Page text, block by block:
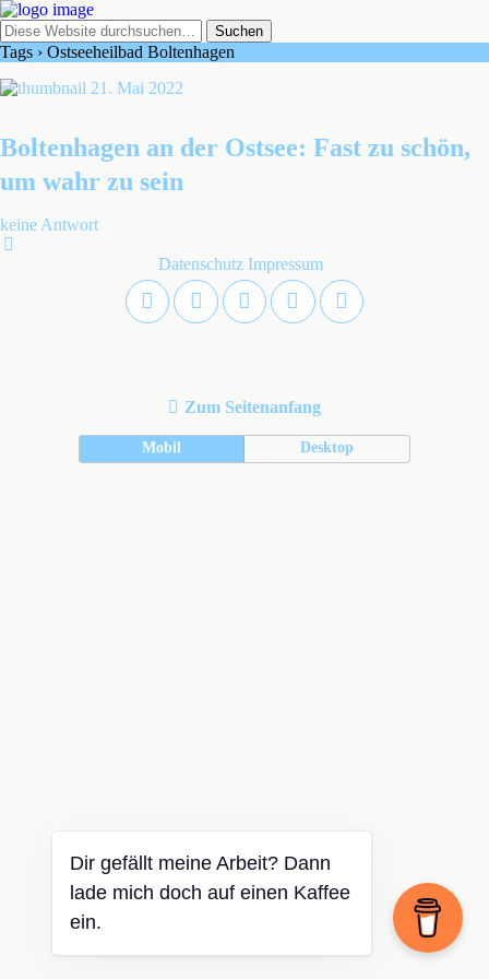
Tags › Ostseeheilbad Boltenhagen
21. Mai 2022
Boltenhagen an der Ostsee: Fast zu schön,
um wahr zu sein
keine Antwort
Datenschutz Impressum
Zum Seitenanfang
Mobil Desktop
Dir gefällt meine Arbeit? Dann
lade mich doch auf einen Kaffee
ein.